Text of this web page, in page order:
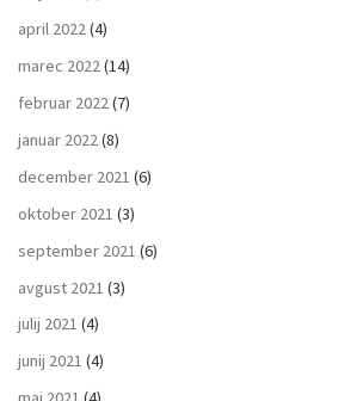
april 2022(4)
marec 2022(14)
februar 2022(7)
januar 2022(8)
december 2021 (6)
oktober 2021 (3)
september 2021 (6)
avgust 2021 (3)
julij 2021 (4)
junij 2021 (4)